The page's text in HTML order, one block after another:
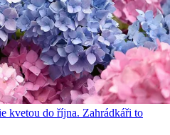
kvetou do října. Zahrádkáři to